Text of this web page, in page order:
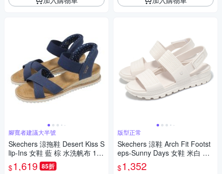
腳寬者建議大半號
Skechers 涼拖鞋 Desert Kiss S
lip-Ins 女鞋 藍 棕 水洗帆布 114
418NVY
$1,619 85折
版型正常
Skechers 涼鞋 Arch Fit Footst
eps-Sunny Days 女鞋 米白 支
撐 緩衝 雙帶 111461WHT
$1,352